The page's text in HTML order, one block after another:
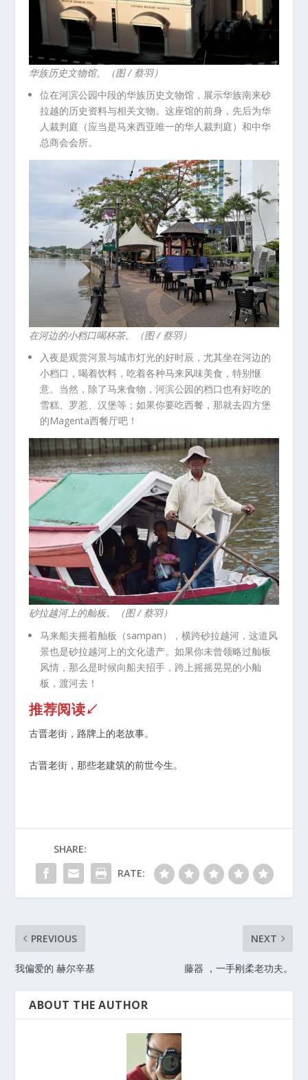
华族历史文物馆。（图 / 蔡羽）
位在河滨公园中段的华族历史文物馆，展示华族南来砂
拉越的历史资料与相关文物。这座馆的前身，先后为华
人裁判庭（应当是马来西亚唯一的华人裁判庭）和中华
总商会会所。
在河边的小档口喝杯茶。（图 / 蔡羽）
入夜是观赏河景与城市灯光的好时辰，尤其坐在河边的
小档口，喝着饮料，吃着各种马来风味美食，特别惬
意。当然，除了马来食物，河滨公园的档口也有好吃的
雪糕、罗惹、汉堡等；如果你要吃西餐，那就去四方堡
的Magenta西餐厅吧！
砂拉越河上的舢板。（图 / 蔡羽）
马来船夫摇着舢板（sampan），横跨砂拉越河，这道风
景也是砂拉越河上的文化遗产。如果你未曾领略过舢板
风情，那么是时候向船夫招手，跨上摇摇晃晃的小舢
板，渡河去！
推荐阅读↙
古晋老街，路牌上的老故事。
古晋老街，那些老建筑的前世今生。
SHARE:
RATE:
PREVIOUS
我偏爱的 赫尔辛基
NEXT
藤器 ，一手刚柔老功夫。
ABOUT THE AUTHOR